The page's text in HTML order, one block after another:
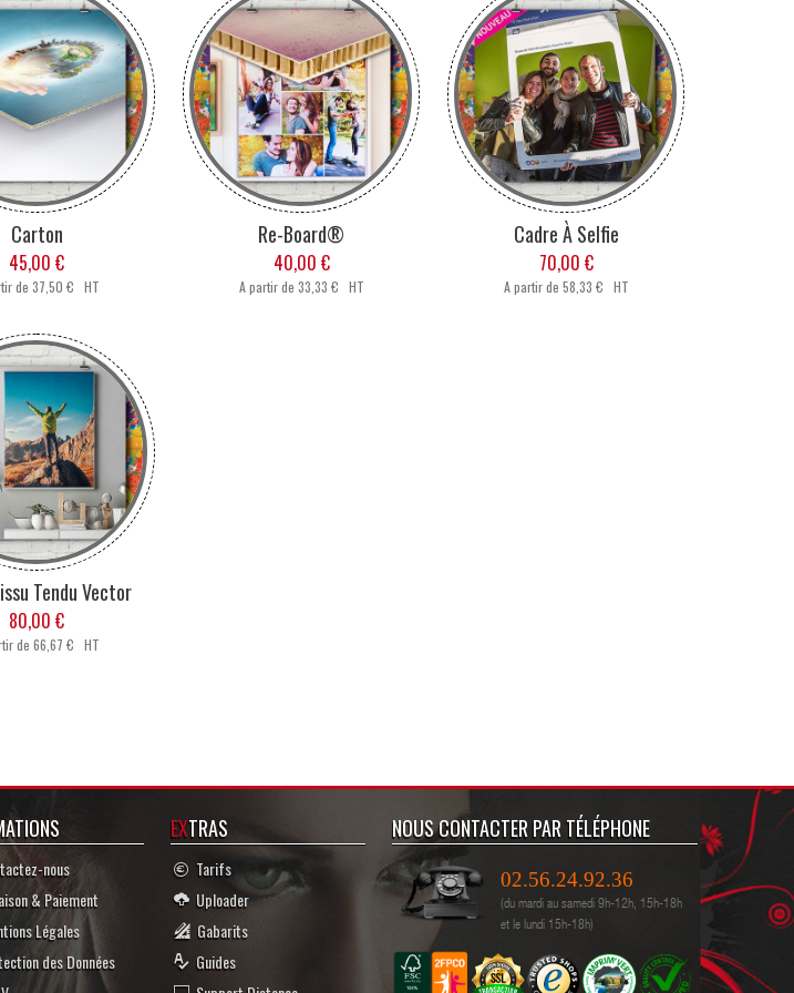
Carton
45,00 €
de 37,50 € HT
Re-Board®
40,00 €
A partir de 33,33 € HT
Cadre À Selfie
70,00 €
A partir de 58,33 € HT
Tendu Vector
80,00 €
de 66,67 € HT
nous
& Paiement
Légales
des Données
EXTRAS
Tarifs
Uploader
Gabarits
Guides
NOUS CONTACTER PAR TÉLÉPHONE
02.56.24.92.36
(du mardi au samedi 9h-12h, 15h-18h
et le lundi 15h-18h)